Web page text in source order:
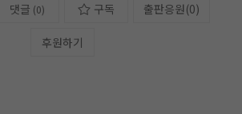
댓글 (0) 구독 출판응원(0)
후원하기